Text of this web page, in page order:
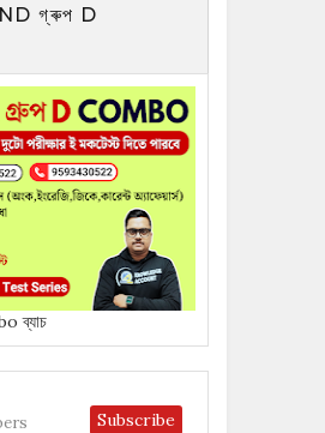
গ্ৰুপ D
ব্যাচ
Subscribe